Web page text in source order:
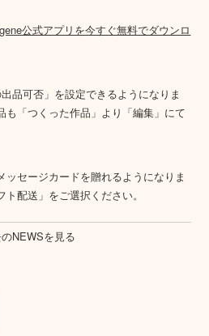
公式アプリを今すぐ無料でダウンロ
品可否」を設定できるようになりま
も「つくった作品」より「編集」にて
ッセージカードを贈れるようになりま
配送」をご選択ください。
NEWSを見る